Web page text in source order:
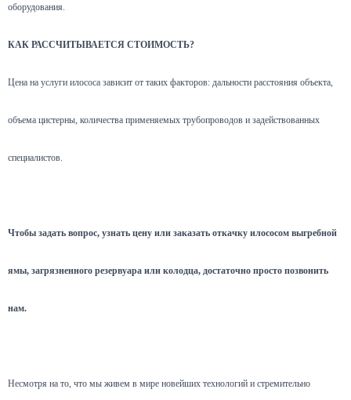
оборудования.
КАК РАССЧИТЫВАЕТСЯ СТОИМОСТЬ?
Цена на услуги илососа зависит от таких факторов: дальности расстояния объекта,
объема цистерны, количества применяемых трубопроводов и задействованных
специалистов.
Чтобы задать вопрос, узнать цену или заказать откачку илососом выгребной
ямы, загрязненного резервуара или колодца, достаточно просто позвонить
нам.
Несмотря на то, что мы живем в мире новейших технологий и стремительно